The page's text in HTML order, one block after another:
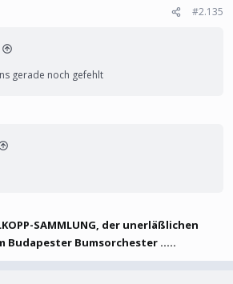
#2.135
gerade noch gefehlt
SAMMLUNG, der unerläßlichen
Budapester Bumsorchester .....